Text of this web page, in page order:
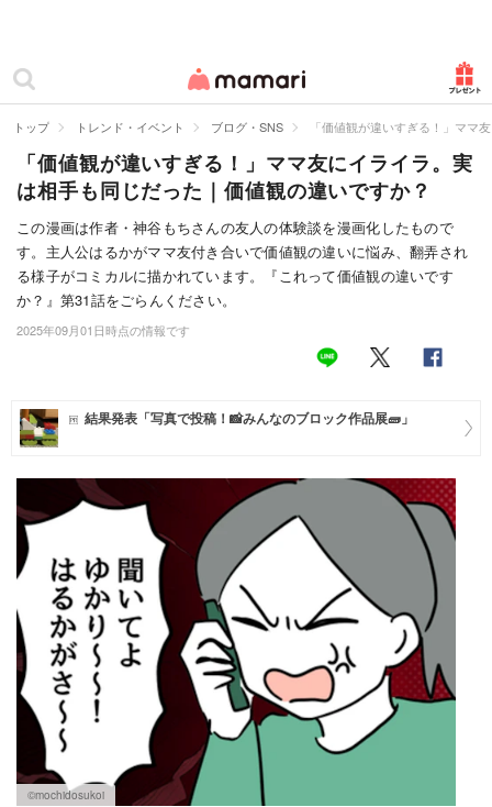
ママリ
カテゴリー一覧
妊娠
出産
赤ちゃん・育児
子育て・家族
お仕事
住まい
トレンド・イベント
トップ トレンド・イベント ブログ・SNS 「価値観が違いすぎる！」ママ
「価値観が違いすぎる！」ママ友にイライラ。実
は相手も同じだった｜価値観の違いですか？
この漫画は作者・神谷もちさんの友人の体験談を漫画化したもので
す。主人公はるかがママ友付き合いで価値観の違いに悩み、翻弄され
る様子がコミカルに描かれています。『これって価値観の違いです
か？』第31話をごらんください。
2025年09月01日時点の情報です
結果発表「写真で投稿！📸みんなのブロック作品展🧱」
©mochidosukoi